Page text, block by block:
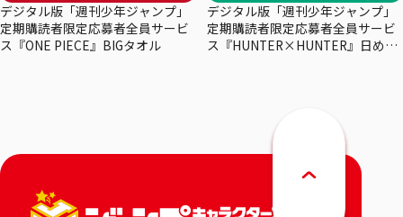
デジタル版「週刊少年ジャンプ」
定期購読者限定応募者全員サービ
ス『ONE PIECE』BIGタオル
デジタル版「週刊少年ジャンプ」
定期購読者限定応募者全員サービ
ス『HUNTER×HUNTER』日めく